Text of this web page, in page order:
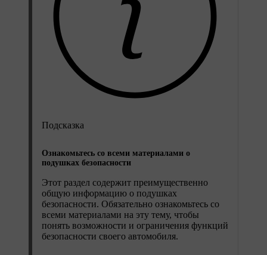
Подсказка
Ознакомьтесь со всеми материалами о
подушках безопасности
Этот раздел содержит преимущественно
общую информацию о подушках
безопасности. Обязательно ознакомьтесь со
всеми материалами на эту тему, чтобы
понять возможности и ограничения функций
безопасности своего автомобиля.